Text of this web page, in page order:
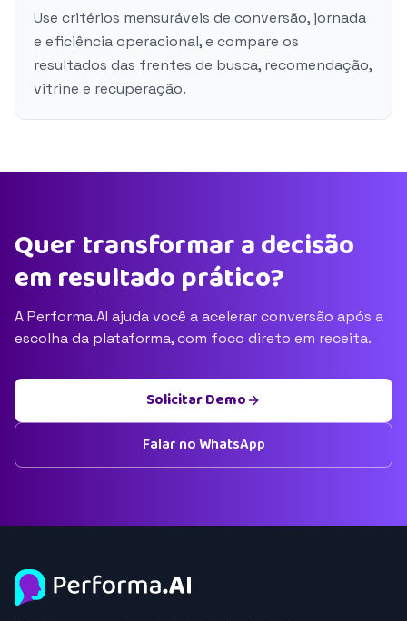
Use critérios mensuráveis de conversão, jornada
e eficiência operacional, e compare os
resultados das frentes de busca, recomendação,
vitrine e recuperação.
Quer transformar a decisão
em resultado prático?
A Performa.AI ajuda você a acelerar conversão após a
escolha da plataforma, com foco direto em receita.
Solicitar Demo
Falar no WhatsApp